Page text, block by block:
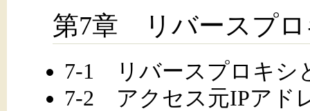
第7章 リバースプロ
7-1 リバースプロキシ
7-2 アクセス元IPアド